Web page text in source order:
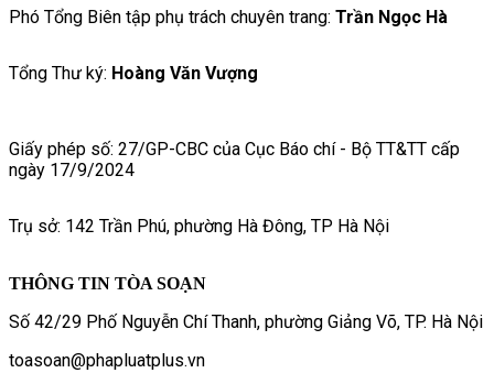
Phó Tổng Biên tập phụ trách chuyên trang: Trần Ngọc Hà
Tổng Thư ký: Hoàng Văn Vượng
Giấy phép số: 27/GP-CBC của Cục Báo chí - Bộ TT&TT cấp
ngày 17/9/2024
Trụ sở: 142 Trần Phú, phường Hà Đông, TP Hà Nội
THÔNG TIN TÒA SOẠN
Số 42/29 Phố Nguyễn Chí Thanh, phường Giảng Võ, TP. Hà Nội
toasoan@phapluatplus.vn